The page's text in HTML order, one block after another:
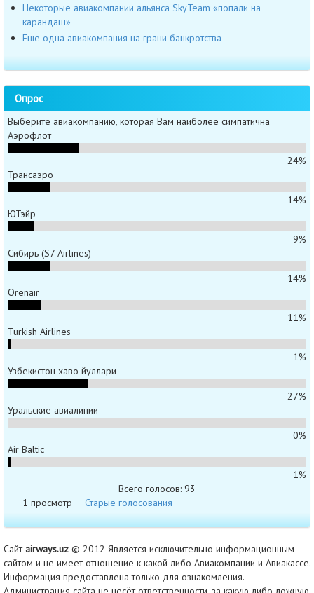
Некоторые авиакомпании альянса SkyTeam «попали на
карандаш»
Еще одна авиакомпания на грани банкротства
Опрос
Выберите авиакомпанию, которая Вам наиболее симпатична
Аэрофлот
24%
Трансаэро
14%
ЮТэйр
9%
Сибирь (S7 Airlines)
14%
Orenair
11%
Turkish Airlines
1%
Узбекистон хаво йуллари
27%
Уральские авиалинии
0%
Air Baltic
1%
Всего голосов: 93
1 просмотр
Старые голосования
Сайтairways.uz © 2012 Является исключительно информационным
сайтом и не имеет отношение к какой либо Авиакомпании и Авиакассе.
Информация предоставлена только для ознакомления.